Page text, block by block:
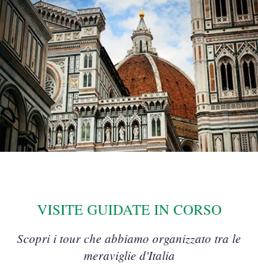
VISITE GUIDATE IN CORSO
Scopri i tour che abbiamo organizzato tra le
meraviglie d'Italia